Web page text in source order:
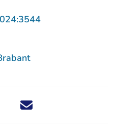
- U verlaat
Deel dit nieuwsbericht via X -
Deel dit nieuwsbericht via
Deel dit nieuwsbericht
Deel dit